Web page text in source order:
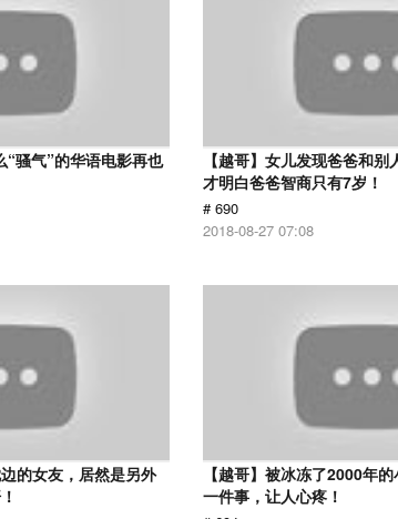
“骚气”的华语电影再也
【越哥】女儿发现爸爸和
才明白爸爸智商只有7岁！
# 690
2018-08-27 07:08
的女友，居然是另外
【越哥】被冰冻了2000年
一件事，让人心疼！